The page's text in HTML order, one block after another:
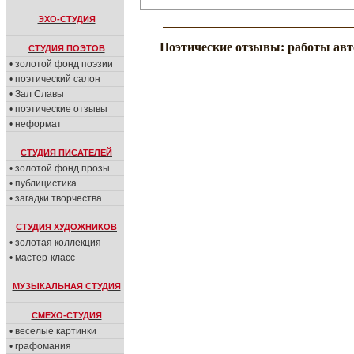
ЭХО-СТУДИЯ
СТУДИЯ ПОЭТОВ
• золотой фонд поэзии
• поэтический салон
• Зал Славы
• поэтические отзывы
• неформат
СТУДИЯ ПИСАТЕЛЕЙ
• золотой фонд прозы
• публицистика
• загадки творчества
СТУДИЯ ХУДОЖНИКОВ
• золотая коллекция
• мастер-класс
МУЗЫКАЛЬНАЯ СТУДИЯ
СМЕХО-СТУДИЯ
• веселые картинки
• графомания
Поэтические отзывы: работы